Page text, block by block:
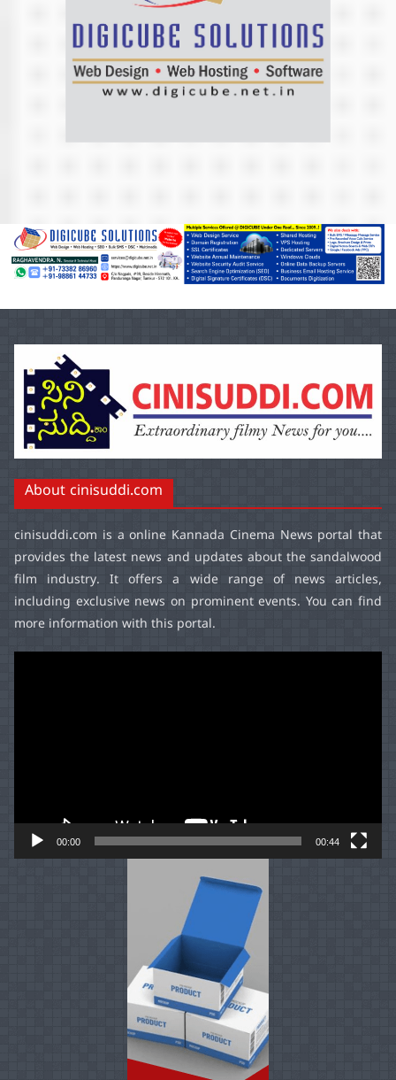
About cinisuddi.com
cinisuddi.com is a online Kannada Cinema News portal that
provides the latest news and updates about the sandalwood
film industry. It offers a wide range of news articles,
including exclusive news on prominent events. You can find
more information with this portal.
00:00 00:44